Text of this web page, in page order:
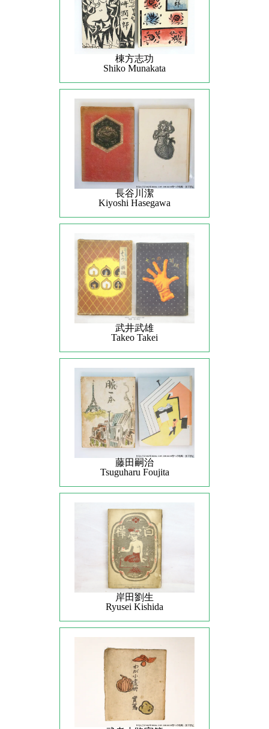
棟方志功
Shiko Munakata
長谷川潔
Kiyoshi Hasegawa
武井武雄
Takeo Takei
藤田嗣治
Tsuguharu Foujita
岸田劉生
Ryusei Kishida